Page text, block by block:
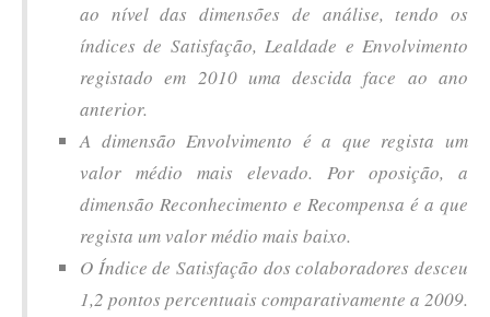
ao nível das dimensões de análise, tendo os
índices de Satisfação, Lealdade e Envolvimento
registado em 2010 uma descida face ao ano
anterior.
A dimensão Envolvimento é a que regista um
valor médio mais elevado. Por oposição, a
dimensão Reconhecimento e Recompensa é a que
regista um valor médio mais baixo.
O Índice de Satisfação dos colaboradores desceu
1,2 pontos percentuais comparativamente a 2009.